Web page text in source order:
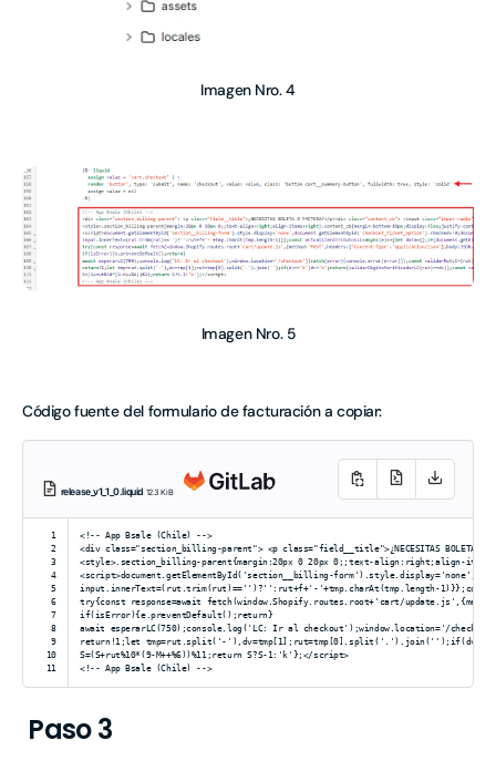
Imagen Nro. 4
Imagen Nro. 5
Código fuente del formulario de facturación a copiar:
release_v1_1_0.liquid 12.3 KiB
1
2
3
4
5
6
7
8
9
10
11
<!-- App Bsale (Chile) -->
<div class="section_billing-parent"> <p class="field__title">¿NECESITAS
<style>.section_billing-parent{margin:20px 0 20px 0;;text-align:right;align-
<script>document.getElementById('section__billing-
input.innerText=(rut.trim(rut)=='')?'':rut+f+'-'+tmp.charAt(tmp.length-1)}};const
try{const response=await fetch(window.Shopify.routes.root+'cart/
if(isError){e.preventDefault();return}
await esperarLC(750);console.log('LC: Ir al checkout');window.location='/
return!1;let tmp=rut.split('-
S=(S+rut%10*(9-M++%6))%11;return S?S-1:'k'};</script>
<!-- App Bsale (Chile) -->
Paso 3